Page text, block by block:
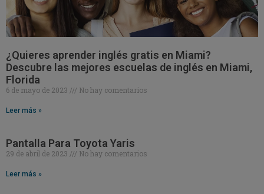
¿Quieres aprender inglés gratis en Miami?
Descubre las mejores escuelas de inglés en Miami,
Florida
6 de mayo de 2023 No hay comentarios
Leer más »
Pantalla Para Toyota Yaris
29 de abril de 2023 No hay comentarios
Leer más »